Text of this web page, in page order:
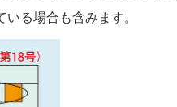
る場合も含みます。